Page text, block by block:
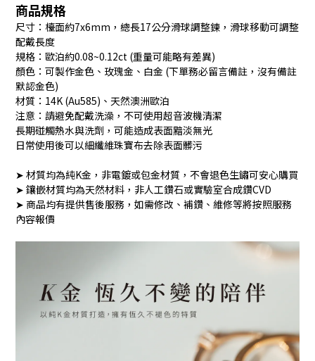
商品規格
尺寸：檯面約7x6mm，總長17公分滑球調整鍊，滑球移動可調整
配戴長度
規格：歐泊約0.08~0.12ct (重量可能略有差異)
顏色：可製作金色、玫瑰金、白金 (下單務必留言備註，沒有備註
默認金色)
材質：14K (Au585)、天然澳洲歐泊
注意：請避免配戴洗澡，不可使用超音波機清潔
長期碰觸熱水與洗劑，可能造成表面黯淡無光
日常使用後可以細纖維珠寶布去除表面髒污
➤ 材質均為純K金，非電鍍或包金材質，不會退色生鏽可安心購買
➤ 鑲嵌材質均為天然材料，非人工鑽石或實驗室合成鑽CVD
➤ 商品均有提供售後服務，如需修改、補鑽、維修等將按照服務
內容報價